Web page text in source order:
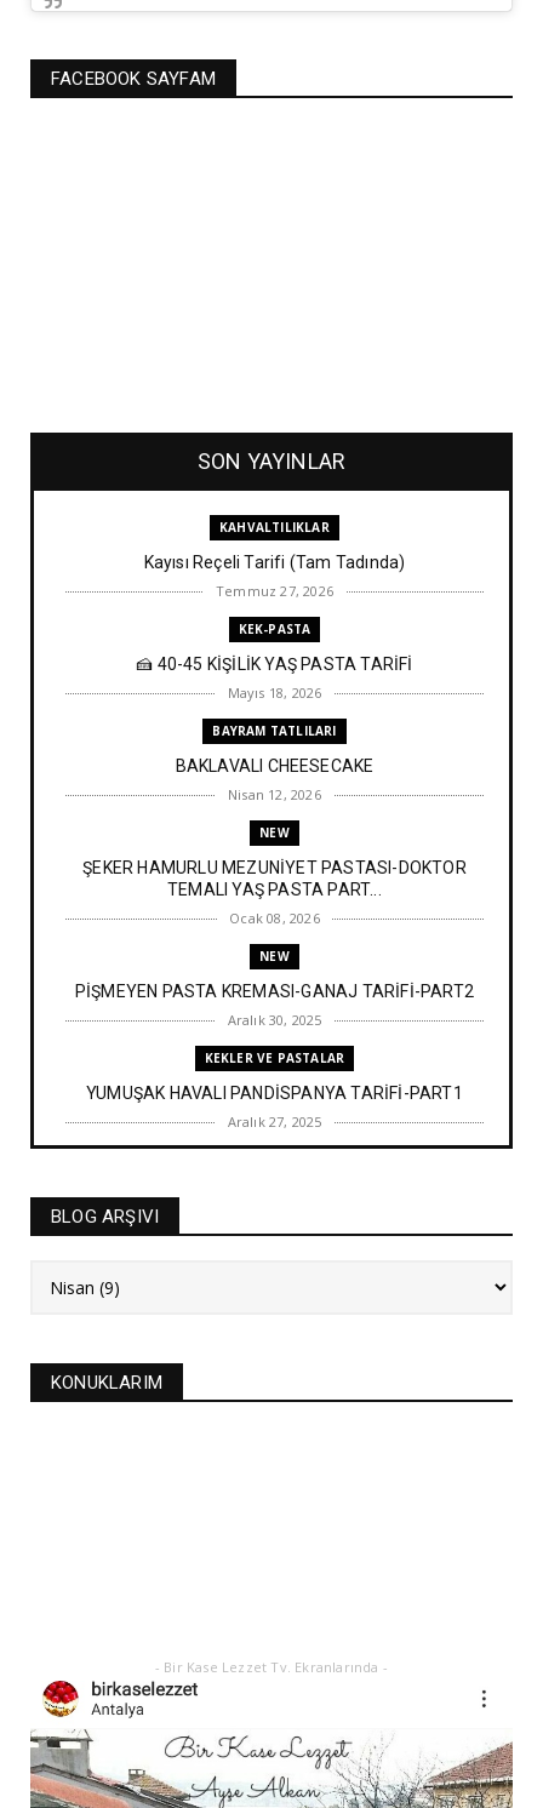
FACEBOOK SAYFAM
SON YAYINLAR
KAHVALTILIKLAR
Kayısı Reçeli Tarifi (Tam Tadında)
Temmuz 27, 2026
KEK-PASTA
🍰 40-45 KİŞİLİK YAŞ PASTA TARİFİ
Mayıs 18, 2026
BAYRAM TATLILARI
BAKLAVALI CHEESECAKE
Nisan 12, 2026
NEW
ŞEKER HAMURLU MEZUNİYET PASTASI-DOKTOR
TEMALI YAŞ PASTA PART...
Ocak 08, 2026
NEW
PİŞMEYEN PASTA KREMASI-GANAJ TARİFİ-PART2
Aralık 30, 2025
KEKLER VE PASTALAR
YUMUŞAK HAVALI PANDİSPANYA TARİFİ-PART1
Aralık 27, 2025
Alanya'nın düğünlerinin meşhur kurabiyesi- S
BLOG ARŞIVI
KONUKLARIM
- Bir Kase Lezzet Tv. Ekranlarında -